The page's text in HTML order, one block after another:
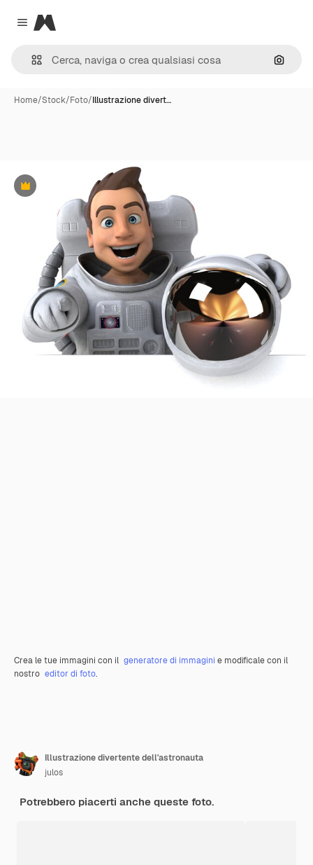
Close menu
Magnific
Cerca
Home/Stock/Foto/Illustrazione divert…
Premium
Crea le tue immagini con il generatore di immagini e modificale con il
nostro editor di foto.
Illustrazione divertente dell'astronauta
julos
Potrebbero piacerti anche queste foto.